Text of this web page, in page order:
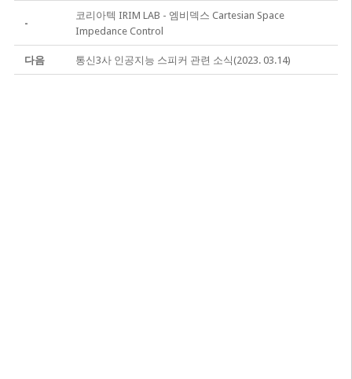
-
코리아텍 IRIM LAB - 엠비덱스 Cartesian Space
Impedance Control
다음 통신3사 인공지능 스피커 관련 소식(2023. 03.14)